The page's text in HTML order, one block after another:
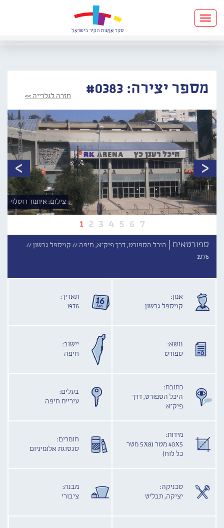
Toggle
navigation
מספר יצירה: #0383 חזרה לגלרייה >>
1 2 3 4 5 6 7
צילום: איתמר רוטלוי
ספורטאים | היכל הספורט, דרך פיק"א, חיפה // קניספל גרשון //
1976
אמן:
קניספל גרשון
תאריך:
1976
נושא:
ספורט
יישוב:
חיפה
כתובת:
היכל הספורט, דרך
פיק"א
בעלים:
עיריית חיפה
מידות:
40X5 מטר (5X8 מטר
כל לוח)
חומרים:
סגסוגת אלומיניום
טכניקה:
יציקה, תבליט
מבנה:
ציבורי